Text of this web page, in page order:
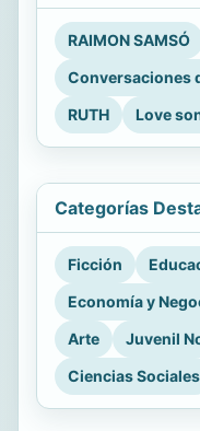
RAIMON SAMSÓ
Conversaciones
RUTH
Love
Categorías
Ficción
Economía y
Arte
Juvenil
Ciencias Sociales